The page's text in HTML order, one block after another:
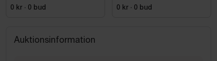
0 kr · 0 bud
0 kr · 0 bud
Auktionsinformation